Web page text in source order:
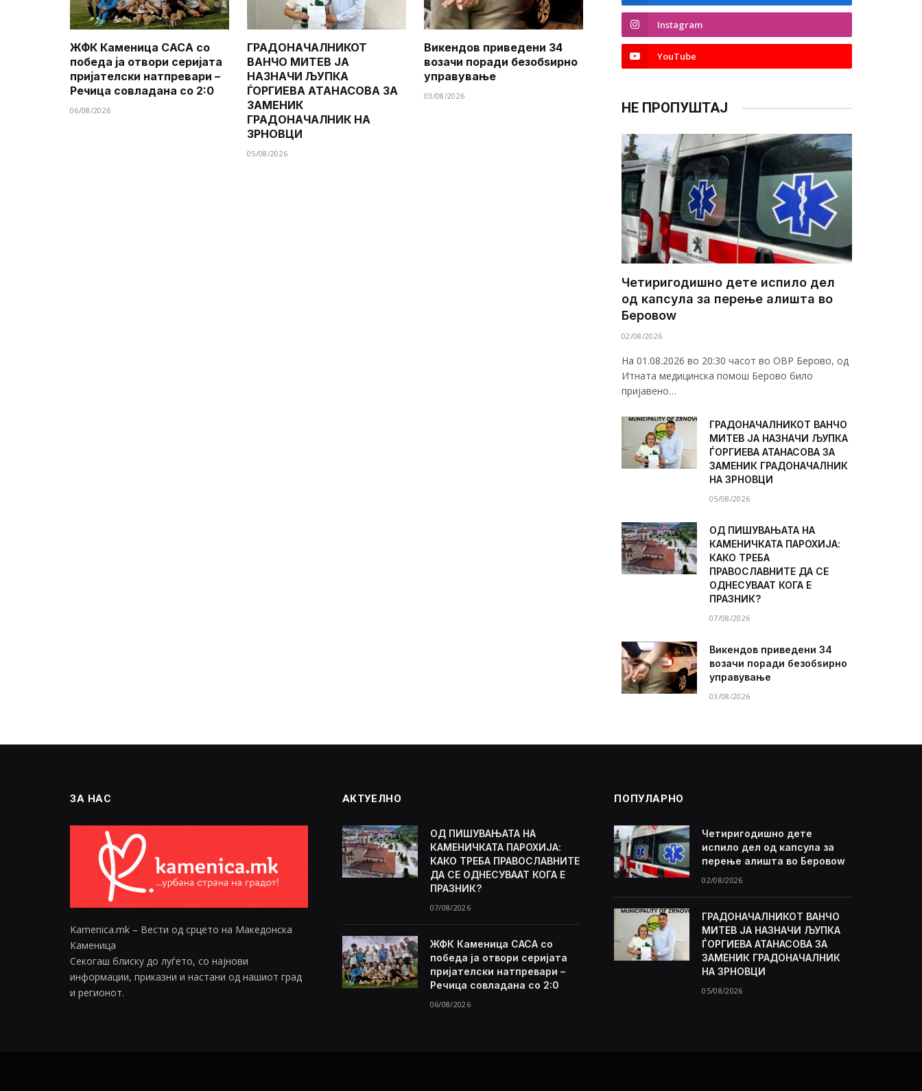
ЖФК Каменица САСА со
победа ја отвори серијата
пријателски натпревари –
Речица совладана со 2:0
06/08/2026
ГРАДОНАЧАЛНИКОТ
ВАНЧО МИТЕВ ЈА
НАЗНАЧИ ЉУПКА
ЃОРГИЕВА АТАНАСОВА ЗА
ЗАМЕНИК
ГРАДОНАЧАЛНИК НА
ЗРНОВЦИ
05/08/2026
Викендов приведени 34
возачи поради безобѕирно
управување
03/08/2026
Instagram
YouTube
НЕ ПРОПУШТАЈ
Четиригодишно дете испило дел
од капсула за перење алишта во
Беровоw
02/08/2026
На 01.08.2026 во 20:30 часот во ОВР Берово, од
Итната медицинска помош Берово било
пријавено…
ГРАДОНАЧАЛНИКОТ ВАНЧО
МИТЕВ ЈА НАЗНАЧИ ЉУПКА
ЃОРГИЕВА АТАНАСОВА ЗА
ЗАМЕНИК ГРАДОНАЧАЛНИК
НА ЗРНОВЦИ
05/08/2026
ОД ПИШУВАЊАТА НА
КАМЕНИЧКАТА ПАРОХИЈА:
КАКО ТРЕБА
ПРАВОСЛАВНИТЕ ДА СЕ
ОДНЕСУВААТ КОГА Е
ПРАЗНИК?
07/08/2026
Викендов приведени 34
возачи поради безобѕирно
управување
03/08/2026
ЗА НАС
Kamenica.mk – Вести од срцето на Македонска
Каменица
Секогаш блиску до луѓето, со најнови
информации, приказни и настани од нашиот град
и регионот.
АКТУЕЛНО
ОД ПИШУВАЊАТА НА
КАМЕНИЧКАТА ПАРОХИЈА:
КАКО ТРЕБА ПРАВОСЛАВНИТЕ
ДА СЕ ОДНЕСУВААТ КОГА Е
ПРАЗНИК?
07/08/2026
ЖФК Каменица САСА со
победа ја отвори серијата
пријателски натпревари –
Речица совладана со 2:0
06/08/2026
ПОПУЛАРНО
Четиригодишно дете
испило дел од капсула за
перење алишта во Беровоw
02/08/2026
ГРАДОНАЧАЛНИКОТ ВАНЧО
МИТЕВ ЈА НАЗНАЧИ ЉУПКА
ЃОРГИЕВА АТАНАСОВА ЗА
ЗАМЕНИК ГРАДОНАЧАЛНИК
НА ЗРНОВЦИ
05/08/2026